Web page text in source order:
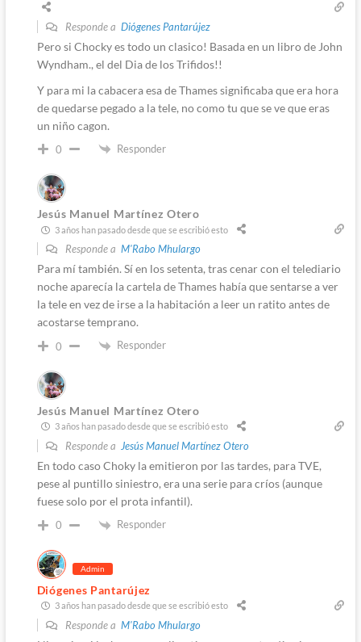
Responde a Diógenes Pantarújez
Pero si Chocky es todo un clasico! Basada en un libro de John
Wyndham., el del Dia de los Trifidos!!
Y para mi la cabacera esa de Thames significaba que era hora
de quedarse pegado a la tele, no como tu que se ve que eras
un niño cagon.
0 Responder
Jesús Manuel Martínez Otero
3 años han pasado desde que se escribió esto
Responde a M'Rabo Mhulargo
Para mí también. Sí en los setenta, tras cenar con el telediario
noche aparecía la cartela de Thames había que sentarse a ver
la tele en vez de irse a la habitación a leer un ratito antes de
acostarse temprano.
0 Responder
Jesús Manuel Martínez Otero
3 años han pasado desde que se escribió esto
Responde a Jesús Manuel Martínez Otero
En todo caso Choky la emitieron por las tardes, para TVE,
pese al puntillo siniestro, era una serie para críos (aunque
fuese solo por el prota infantil).
0 Responder
Admin
Diógenes Pantarújez
3 años han pasado desde que se escribió esto
Responde a M'Rabo Mhulargo